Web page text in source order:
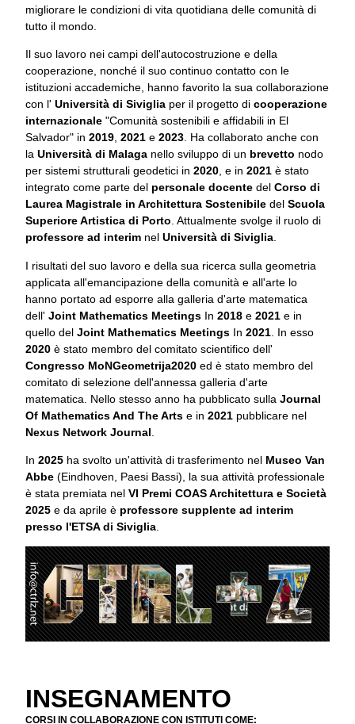
migliorare le condizioni di vita quotidiana delle comunità di
tutto il mondo.
Il suo lavoro nei campi dell'autocostruzione e della
cooperazione, nonché il suo continuo contatto con le
istituzioni accademiche, hanno favorito la sua collaborazione
con l' Università di Siviglia per il progetto di cooperazione
internazionale "Comunità sostenibili e affidabili in El
Salvador" in 2019 2021 e 2023 . Ha collaborato anche con
la Università di Malaga nello sviluppo di un brevetto nodo
per sistemi strutturali geodetici in 2020 , e in 2021 è stato
integrato come parte del personale docente del Corso di
Laurea Magistrale in Architettura Sostenibile del Scuola
Superiore Artistica di Porto . Attualmente svolge il ruolo di
professore ad interim nel Università di Siviglia
I risultati del suo lavoro e della sua ricerca sulla geometria
applicata all'emancipazione della comunità e all'arte lo
hanno portato ad esporre alla galleria d'arte matematica
dell' Joint Mathematics Meetings In 2018 e 2021 e in
quello del Joint Mathematics Meetings In 2021 . In esso
2020 è stato membro del comitato scientifico dell'
Congresso MoNGeometrija2020 ed è stato membro del
comitato di selezione dell'annessa galleria d'arte
matematica. Nello stesso anno ha pubblicato sulla Journal
Of Mathematics And The Arts e in 2021 pubblicare nel
Nexus Network Journal
In 2025 ha svolto un'attività di trasferimento nel Museo Van
Abbe (Eindhoven, Paesi Bassi), la sua attività professionale
è stata premiata nel VI Premi COAS Architettura e Società
2025 e da aprile è professore supplente ad interim
presso l'ETSA di Siviglia
INSEGNAMENTO
CORSI IN COLLABORAZIONE CON ISTITUTI COME: